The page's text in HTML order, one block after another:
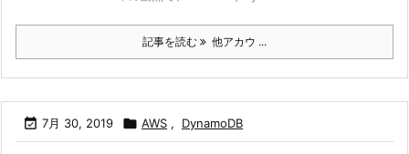
記事を読む 他アカウ ...
 7月 30, 2019  AWS , DynamoDB